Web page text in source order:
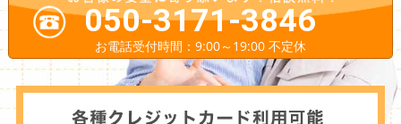
050-3171-3846
お電話受付時間：9:00～19:00 不定休